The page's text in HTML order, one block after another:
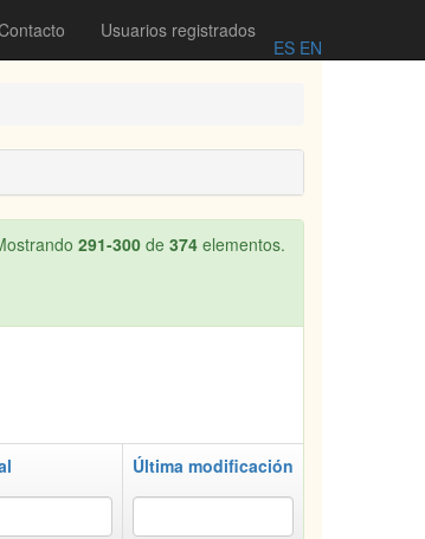
Usuarios registrados
ES EN
291-300 de 374 elementos.
Última modificación